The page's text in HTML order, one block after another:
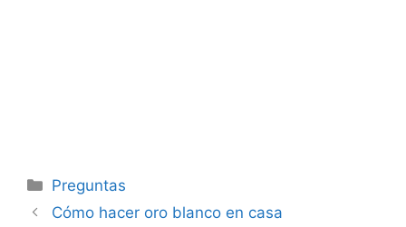
Categorías
Preguntas
Cómo hacer oro blanco en casa